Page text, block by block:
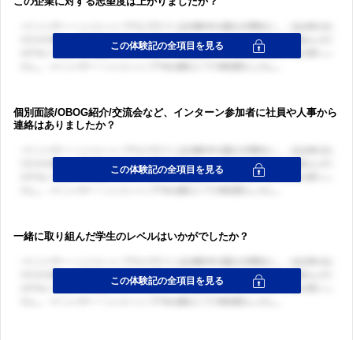
個別面談/OBOG紹介/交流会など、インターン参加者に社員や人事から
連絡はありましたか？
一緒に取り組んだ学生のレベルはいかがでしたか？